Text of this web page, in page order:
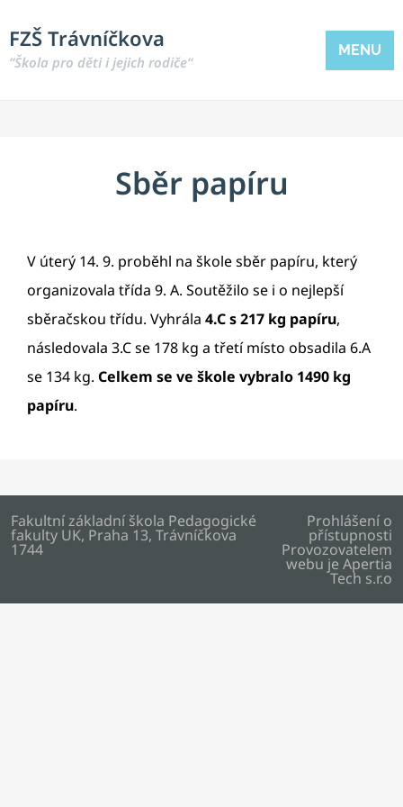
FZŠ Trávníčkova
“Škola pro děti i jejich rodiče“
MENU
Sběr papíru
V úterý 14. 9. proběhl na škole sběr papíru, který
organizovala třída 9. A. Soutěžilo se i o nejlepší
sběračskou třídu. Vyhrála 4.C s 217 kg papíru,
následovala 3.C se 178 kg a třetí místo obsadila 6.A
se 134 kg. Celkem se ve škole vybralo 1490 kg
papíru.
Fakultní základní škola Pedagogické
fakulty UK, Praha 13, Trávníčkova
1744
Prohlášení o
přístupnosti
Provozovatelem
webu je Apertia
Tech s.r.o